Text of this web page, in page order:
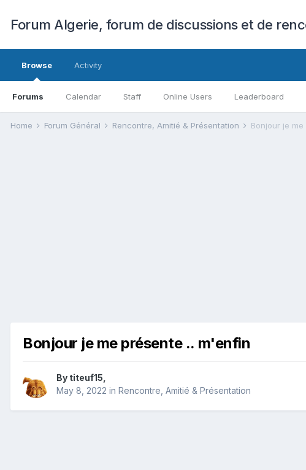
Forum Algerie, forum de discussions et de
Browse
Forums Calendar Staff Online Users Leaderboard
Activity
Home Forum Général Rencontre, Amitié & Présentation Bonjour je
Bonjour je me présente .. m'enfin
By titeuf15
May 8, 2022 in Rencontre, Amitié & Présentation